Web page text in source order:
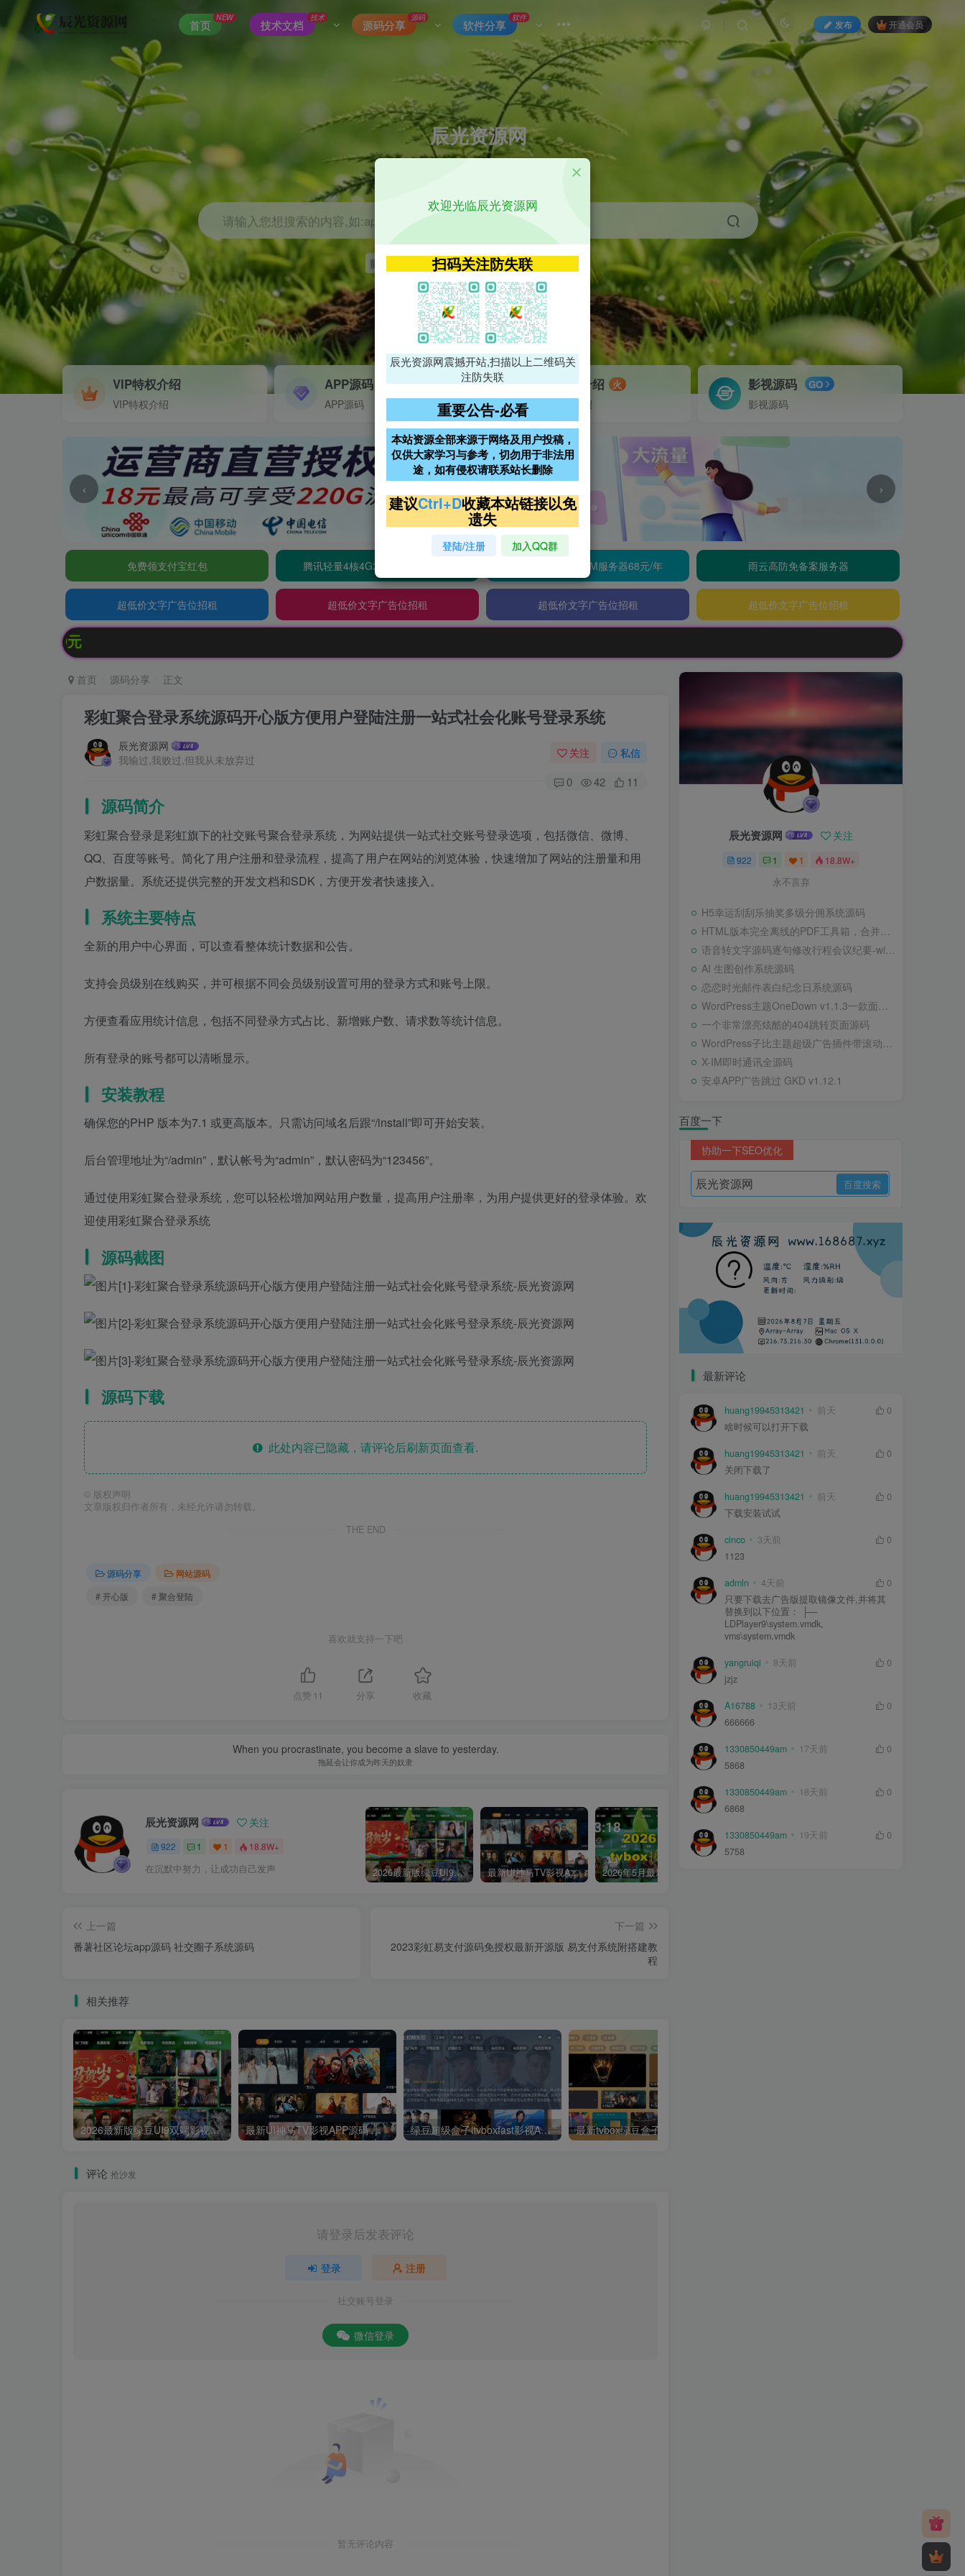
首页
NEW
技术文档
技术
源码分享
源码
软件分享
软件
发布 开通会员
辰光资源网
优质的网络资源分享平台
请输入您想搜索的内容,如:app源码
影视 神马 getapp 原神
VIP特权介绍
VIP特权介绍
APP源码
APP源码
VIP特权介绍 火
VIP特权介绍
影视源码 GO
影视源码
‹ ›
免费领支付宝红包 腾讯轻量4核4G3M服务器38元/年 阿里云2核2G200M服务器68元/年 雨云高防免备案服务器
超低价文字广告位招租 超低价文字广告位招租 超低价文字广告位招租 超低价文字广告位招租
公告：欢迎访问辰光资源网
首页 源码分享 正文
彩虹聚合登录系统源码开心版方便用户登陆注册一站式社会化账号登录系统
辰光资源网
我输过,我败过,但我从未放弃过
关注 私信
0 42 11
源码简介
彩虹聚合登录是彩虹旗下的社交账号聚合登录系统，为网站提供一站式社交账号登录选项，包括微信、微博、
QQ、百度等账号。简化了用户注册和登录流程，提高了用户在网站的浏览体验，快速增加了网站的注册量和用
户数据量。系统还提供完整的开发文档和SDK，方便开发者快速接入。
系统主要特点
全新的用户中心界面，可以查看整体统计数据和公告。
支持会员级别在线购买，并可根据不同会员级别设置可用的登录方式和账号上限。
方便查看应用统计信息，包括不同登录方式占比、新增账户数、请求数等统计信息。
所有登录的账号都可以清晰显示。
安装教程
确保您的PHP 版本为7.1 或更高版本。只需访问域名后跟“/install”即可开始安装。
后台管理地址为“/admin”，默认帐号为“admin”，默认密码为“123456”。
通过使用彩虹聚合登录系统，您可以轻松增加网站用户数量，提高用户注册率，为用户提供更好的登录体验。欢
迎使用彩虹聚合登录系统
源码截图
源码下载
此处内容已隐藏，请评论后刷新页面查看.
© 版权声明
文章版权归作者所有，未经允许请勿转载。
THE END
源码分享
网站源码
# 开心版
# 聚合登陆
喜欢就支持一下吧
点赞 11 分享 收藏
When you procrastinate, you become a slave to yesterday.
拖延会让你成为昨天的奴隶
辰光资源网 关注
922 1 1 18.8W+
在沉默中努力，让成功自己发声 2026最新版绿豆UI9双端影视APP源码 最新UI神马TV影视APP源码 乐檬影视苹果CMS后台 包含前后端源码
上一篇
番薯社区论坛app源码 社交圈子系统源码
下一篇
2023彩虹易支付源码免授权最新开源版 易支付系统附搭建教
程
相关推荐
2026最新版绿豆UI9双端影视APP源码 最新UI神马TV影视APP源码 乐檬影视苹果CMS后台 包含前后端源码 绿豆超级盒子itvboxfast影视APP双端源码 TV+手机双端 支持值波/后台管理仓库/会员系统/卡密系统/批量生成账号 自动换源 集成免签约支付系统
评论 抢沙发
请登录后发表评论
登录 注册
社交账号登录
微信登录
暂无评论内容
辰光资源网 关注
922 1 1 18.8W+
永不言弃
H5幸运刮刮乐抽奖多级分佣系统源码
HTML版本完全离线的PDF工具箱，合并、拆分、旋转、删除、PDF转图片、图片转PDF
语音转文字源码逐句修改行程会议纪要-wisper版本
AI 生图创作系统源码
恋恋时光邮件表白纪念日系统源码
WordPress主题OneDown v1.1.3一款面向个人站长的资源下载、技术教程、内容资讯类站点的 WordPress 主题
一个非常漂亮炫酷的404跳转页面源码
WordPress子比主题超级广告插件带滚动公告
X-IM即时通讯全源码
安卓APP广告跳过 GKD v1.12.1
百度一下
协助一下SEO优化
最新评论
huang19945313421 前天
0
啥时候可以打开下载
huang19945313421 前天
0
关闭下载了
huang19945313421 前天
0
下载安装试试
cinco 3天前
0
1123
admln 4天前
0
只要下载去广告版提取镜像文件,并将其
替换到以下位置： ├—
LDPlayer9\system.vmdk,
vms\system.vmdk
yangruiqi 8天前
0
jzjz
A16788 13天前
0
666666
1330850449am 17天前
0
5868
1330850449am 18天前
0
6868
1330850449am 19天前
0
5758
欢迎光临辰光资源网
扫码关注防失联
辰光资源网震撼开站,扫描以上二维码关
注防失联
重要公告-必看
本站资源全部来源于网络及用户投稿，
仅供大家学习与参考，切勿用于非法用
途，如有侵权请联系站长删除
建议Ctrl+D收藏本站链接以免
遗失
登陆/注册 加入QQ群